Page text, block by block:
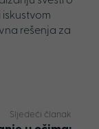
rešenja za
Sljedeći članak